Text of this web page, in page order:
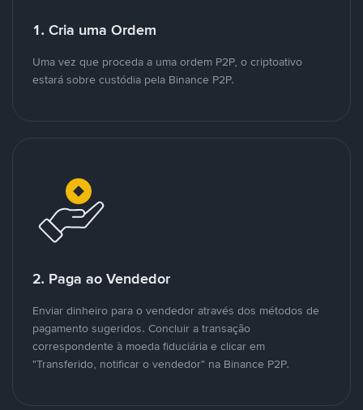
1. Cria uma Ordem
Uma vez que proceda a uma ordem P2P, o criptoativo
estará sobre custódia pela Binance P2P.
2. Paga ao Vendedor
Enviar dinheiro para o vendedor através dos métodos de
pagamento sugeridos. Concluir a transação
correspondente à moeda fiduciária e clicar em
"Transferido, notificar o vendedor" na Binance P2P.